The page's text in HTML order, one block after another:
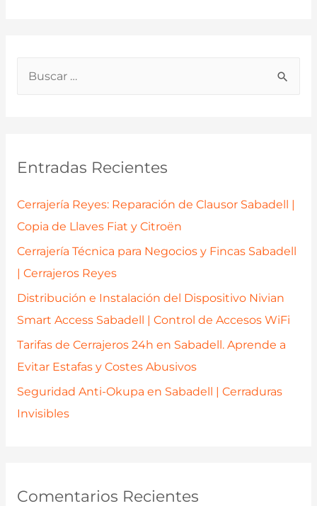
p
o
:
Entradas Recientes
Cerrajería Reyes: Reparación de Clausor Sabadell |
Copia de Llaves Fiat y Citroën
Cerrajería Técnica para Negocios y Fincas Sabadell
| Cerrajeros Reyes
Distribución e Instalación del Dispositivo Nivian
Smart Access Sabadell | Control de Accesos WiFi
Tarifas de Cerrajeros 24h en Sabadell. Aprende a
Evitar Estafas y Costes Abusivos
Seguridad Anti-Okupa en Sabadell | Cerraduras
Invisibles
Comentarios Recientes